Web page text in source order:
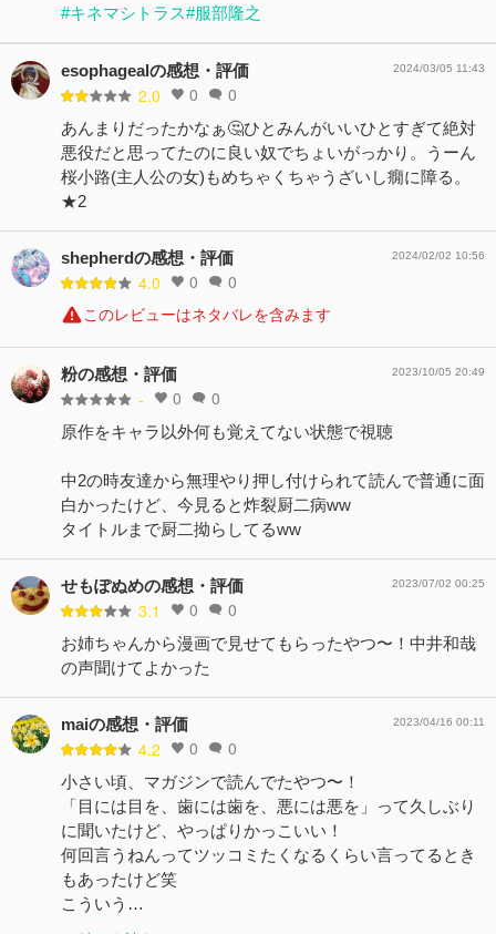
#キネマシトラス#服部隆之
esophagealの感想・評価
2.0 0 0
2024/03/05 11:43
あんまりだったかなぁ🤔ひとみんがいいひとすぎて絶対
悪役だと思ってたのに良い奴でちょいがっかり。うーん
桜小路(主人公の女)もめちゃくちゃうざいし癇に障る。
★2
shepherdの感想・評価
4.0 0 0
2024/02/02 10:56
このレビューはネタバレを含みます
粉の感想・評価
- 0 0
2023/10/05 20:49
原作をキャラ以外何も覚えてない状態で視聴
中2の時友達から無理やり押し付けられて読んで普通に面
白かったけど、今見ると炸裂厨二病ww
タイトルまで厨二拗らしてるww
せもぽぬめの感想・評価
3.1 0 0
2023/07/02 00:25
お姉ちゃんから漫画で見せてもらったやつ〜！中井和哉
の声聞けてよかった
maiの感想・評価
4.2 0 0
2023/04/16 00:11
小さい頃、マガジンで読んでたやつ〜！
「目には目を、歯には歯を、悪には悪を」って久しぶり
に聞いたけど、やっぱりかっこいい！
何回言うねんってツッコミたくなるくらい言ってるとき
もあったけど笑
こういう…